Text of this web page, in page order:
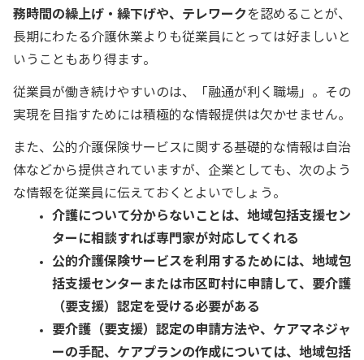
務時間の繰上げ・繰下げや、テレワークを認めることが、
長期にわたる介護休業よりも従業員にとっては好ましいと
いうこともあり得ます。
従業員が働き続けやすいのは、「融通が利く職場」。その
実現を目指すためには積極的な情報提供は欠かせません。
また、公的介護保険サービスに関する基礎的な情報は自治
体などから提供されていますが、企業としても、次のよう
な情報を従業員に伝えておくとよいでしょう。
介護について分からないことは、地域包括支援セン
ターに相談すれば専門家が対応してくれる
公的介護保険サービスを利用するためには、地域包
括支援センターまたは市区町村に申請して、要介護
（要支援）認定を受ける必要がある
要介護（要支援）認定の申請方法や、ケアマネジャ
ーの手配、ケアプランの作成については、地域包括